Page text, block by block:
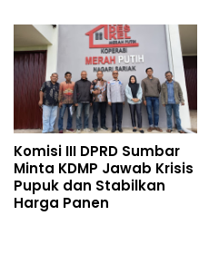
Komisi III DPRD Sumbar
Minta KDMP Jawab Krisis
Pupuk dan Stabilkan
Harga Panen